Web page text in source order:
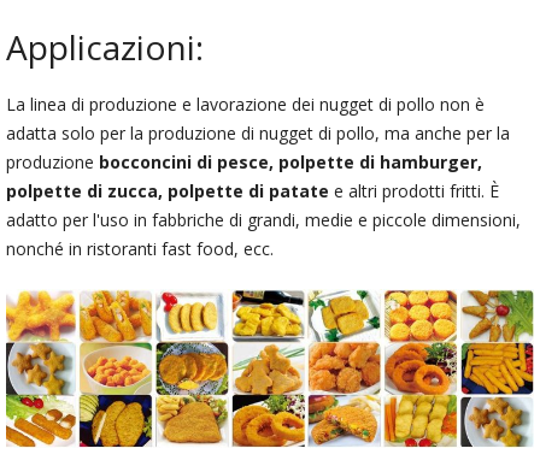
Applicazioni:
La linea di produzione e lavorazione dei nugget di pollo non è
adatta solo per la produzione di nugget di pollo, ma anche per la
produzione bocconcini di pesce, polpette di hamburger,
polpette di zucca, polpette di patate e altri prodotti fritti. È
adatto per l'uso in fabbriche di grandi, medie e piccole dimensioni,
nonché in ristoranti fast food, ecc.